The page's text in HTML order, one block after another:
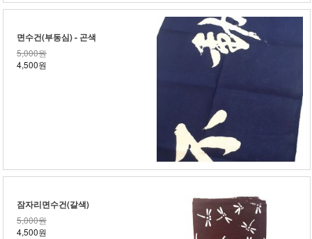
면수건(부동심) - 곤색
5,000원
4,500원
잠자리면수건(갈색)
5,000원
4,500원